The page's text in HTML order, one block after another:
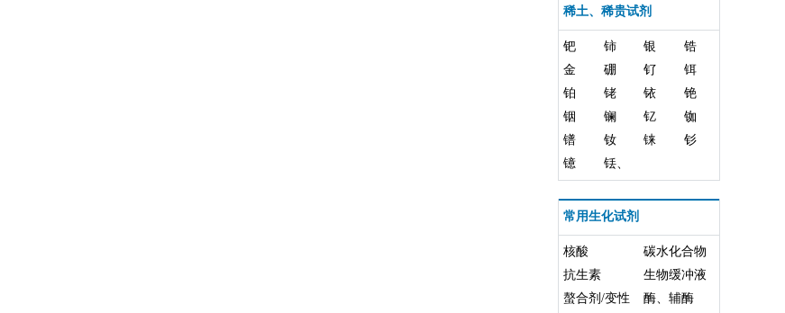
稀土、稀贵试剂
钯 铈 银
锆
金
硼 钌
铒
铂
铑 铱
铯
铟
镧 钇
铷
镨
钕 铼
钐
镱
铥、
碲、
镥、
钬
常用生化试剂
核酸
碳水化合物
抗生素
生物缓冲液
螯合剂/变性
酶、辅酶